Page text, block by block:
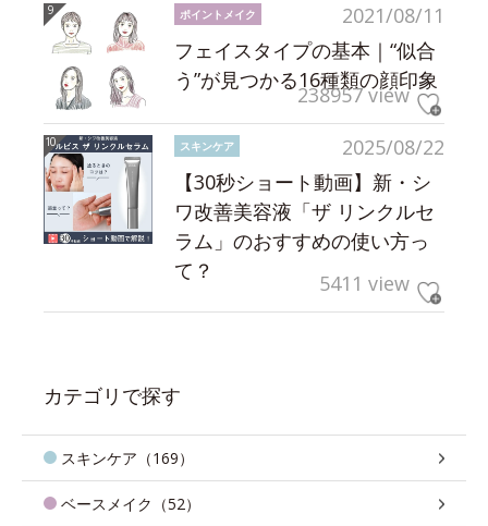
2021/08/11
ポイントメイク
フェイスタイプの基本｜“似合
う”が見つかる16種類の顔印象
238957 view
2025/08/22
スキンケア
【30秒ショート動画】新・シ
ワ改善美容液「ザ リンクルセ
ラム」のおすすめの使い方っ
て？
5411 view
カテゴリで探す
スキンケア（169）
ベースメイク（52）